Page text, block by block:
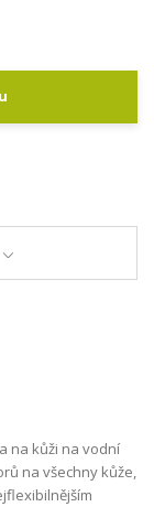
na kůži na vodní
na všechny kůže,